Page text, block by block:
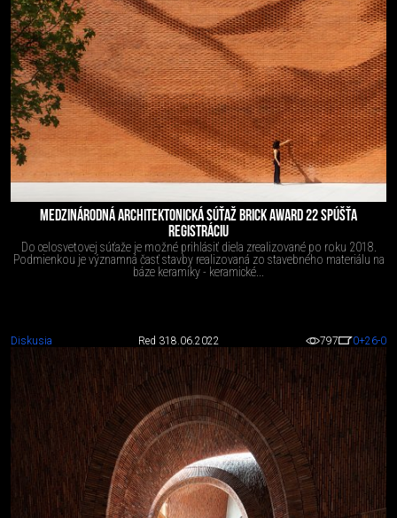
MEDZINÁRODNÁ ARCHITEKTONICKÁ SÚŤAŽ BRICK AWARD 22 SPÚŠŤA
REGISTRÁCIU
Do celosvetovej súťaže je možné prihlásiť diela zrealizované po roku 2018.
Podmienkou je významná časť stavby realizovaná zo stavebného materiálu na
báze keramiky - keramické...
Diskusia Red 318.06.2022 797 0+26-0